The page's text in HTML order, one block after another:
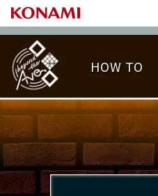
HOW TO
PLAY DATA TOP
称号